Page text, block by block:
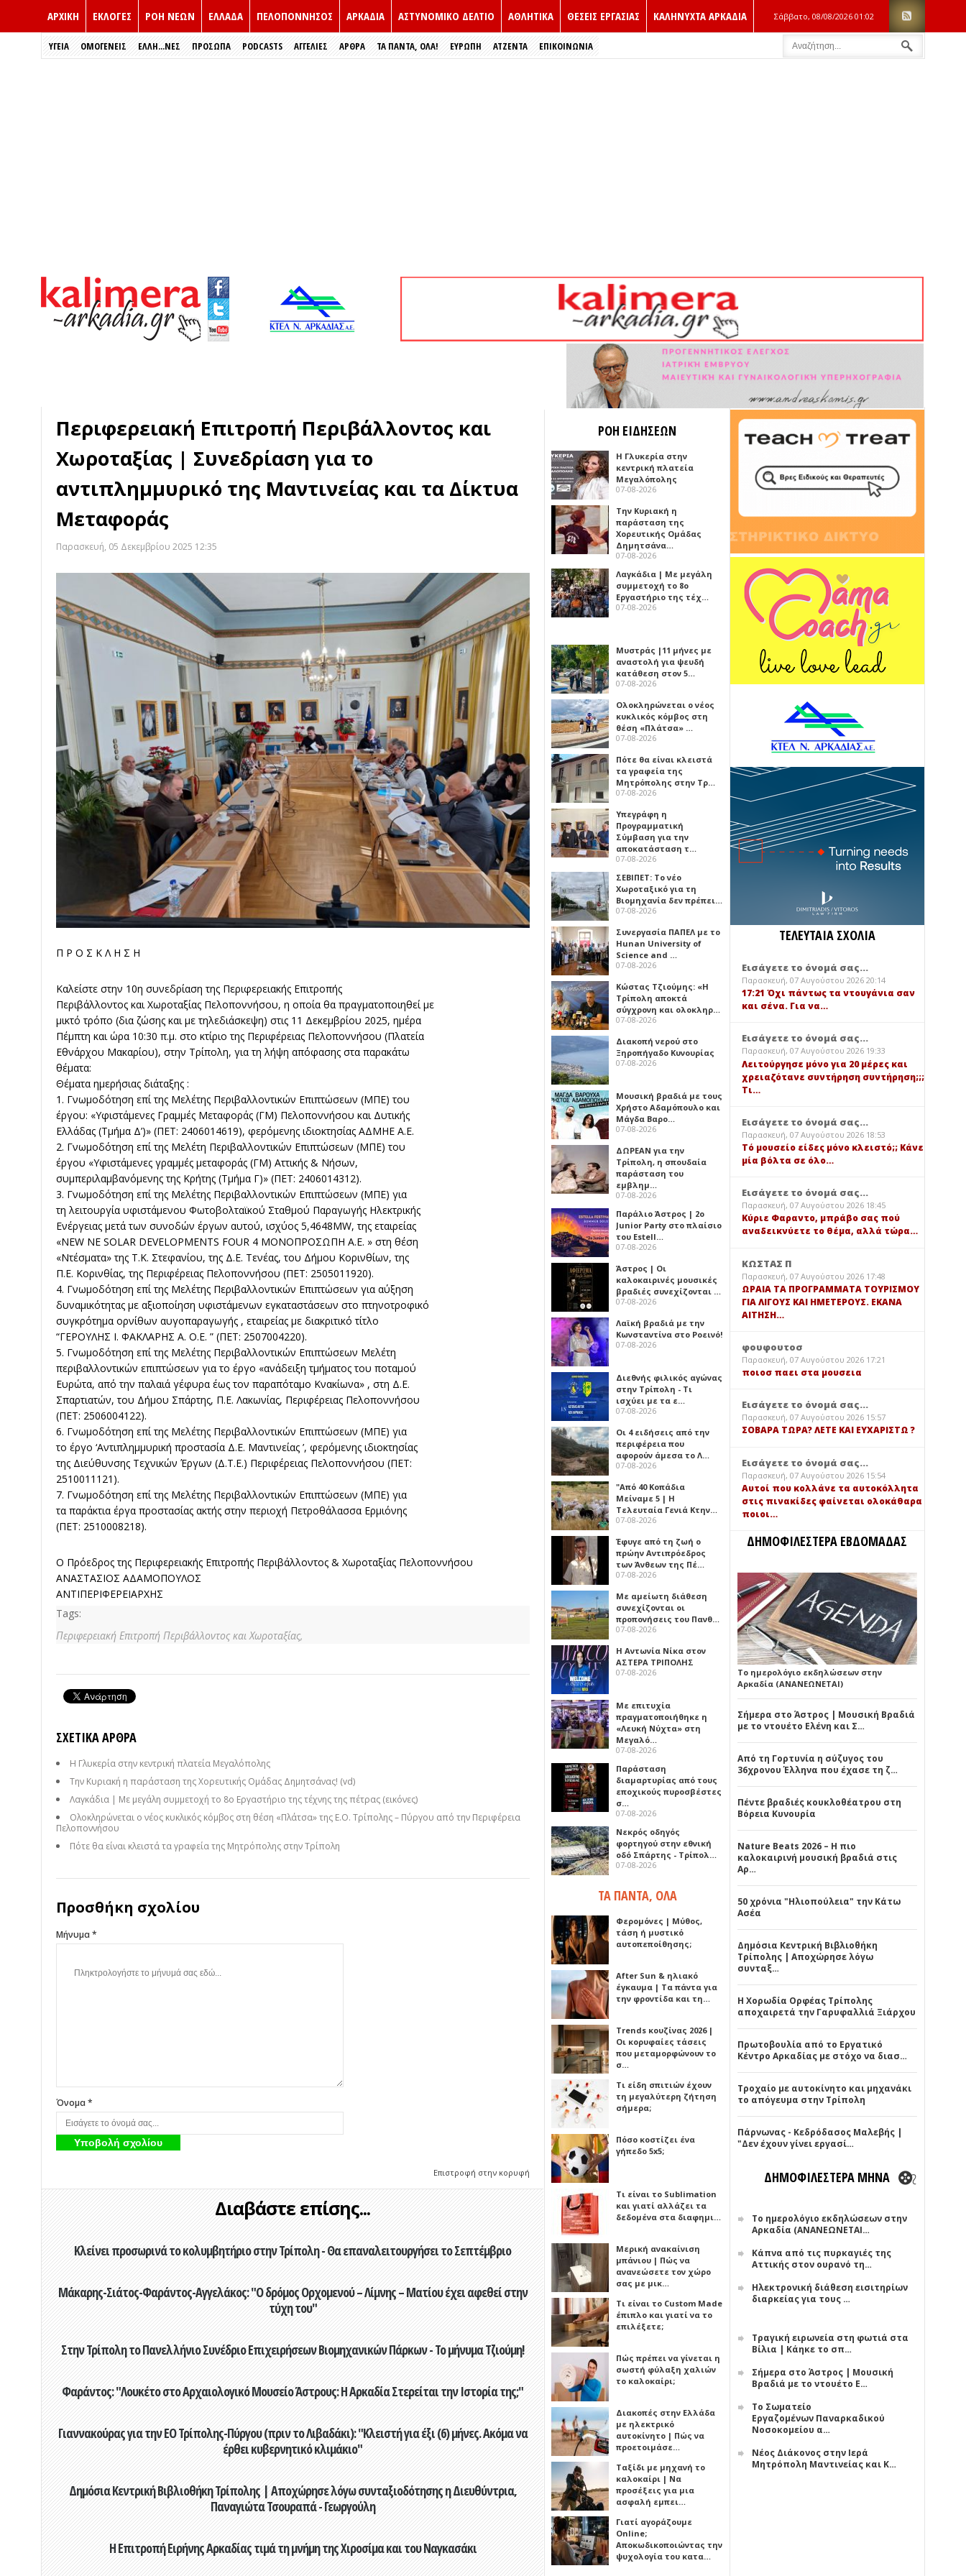
ΑΡΧΙΚΗ ΕΚΛΟΓΈΣ ΡΟΗ ΝΕΩΝ ΕΛΛΑΔΑ ΠΕΛΟΠΟΝΝΗΣΟΣ ΑΡΚΑΔΙΑ ΑΣΤΥΝΟΜΙΚΟ ΔΕΛΤΙΟ ΑΘΛΗΤΙΚΑ ΘΕΣΕΙΣ ΕΡΓΑΣΙΑΣ ΚΑΛΗΝΥΧΤΑ ΑΡΚΑΔΙΑ Σάββατο, 08/08/2026 01:02
ΥΓΕΙΑ ΟΜΟΓΕΝΕΙΣ ΈΛΛΗ...ΝΕΣ ΠΡΌΣΩΠΑ PODCASTS ΑΓΓΕΛΙΕΣ ΑΡΘΡΑ ΤΑ ΠΑΝΤΑ, ΟΛΑ! ΕΥΡΏΠΗ ΑΤΖΕΝΤΑ ΕΠΙΚΟΙΝΩΝΙΑ
Περιφερειακή Επιτροπή Περιβάλλοντος και
Χωροταξίας | Συνεδρίαση για το
αντιπλημμυρικό της Μαντινείας και τα Δίκτυα
Μεταφοράς
Παρασκευή, 05 Δεκεμβρίου 2025 12:35
Π Ρ Ο Σ Κ Λ Η Σ Η
Καλείστε στην 10η συνεδρίαση της Περιφερειακής Επιτροπής
Περιβάλλοντος και Χωροταξίας Πελοποννήσου, η οποία θα πραγματοποιηθεί με
μικτό τρόπο (δια ζώσης και με τηλεδιάσκεψη) στις 11 Δεκεμβρίου 2025, ημέρα
Πέμπτη και ώρα 10:30 π.μ. στο κτίριο της Περιφέρειας Πελοποννήσου (Πλατεία
Εθνάρχου Μακαρίου), στην Τρίπολη, για τη λήψη απόφασης στα παρακάτω
θέματα:
Θέματα ημερήσιας διάταξης :
1. Γνωμοδότηση επί της Μελέτης Περιβαλλοντικών Επιπτώσεων (ΜΠΕ) του
έργου: «Υφιστάμενες Γραμμές Μεταφοράς (ΓΜ) Πελοποννήσου και Δυτικής
Ελλάδας (Τμήμα Δ’)» (ΠΕΤ: 2406014619), φερόμενης ιδιοκτησίας ΑΔΜΗΕ Α.Ε.
2. Γνωμοδότηση επί της Μελέτη Περιβαλλοντικών Επιπτώσεων (ΜΠΕ) του
έργου «Υφιστάμενες γραμμές μεταφοράς (ΓΜ) Αττικής & Νήσων,
συμπεριλαμβανόμενης της Κρήτης (Τμήμα Γ)» (ΠΕΤ: 2406014312).
3. Γνωμοδότηση επί της Μελέτης Περιβαλλοντικών Επιπτώσεων (ΜΠΕ) για
τη λειτουργία υφιστάμενου Φωτοβολταϊκού Σταθμού Παραγωγής Ηλεκτρικής
Ενέργειας μετά των συνοδών έργων αυτού, ισχύος 5,4648MW, της εταιρείας
«ΝΕW NE SOLAR DEVELOPMENTS FOUR 4 ΜΟΝΟΠΡΟΣΩΠΗ Α.Ε. » στη θέση
«Ντέσματα» της Τ.Κ. Στεφανίου, της Δ.Ε. Τενέας, του Δήμου Κορινθίων, της
Π.Ε. Κορινθίας, της Περιφέρειας Πελοποννήσου (ΠΕΤ: 2505011920).
4. Γνωμοδότηση επί της Μελέτης Περιβαλλοντικών Επιπτώσεων για αύξηση
δυναμικότητας με αξιοποίηση υφιστάμενων εγκαταστάσεων στο πτηνοτροφικό
συγκρότημα ορνίθων αυγοπαραγωγής , εταιρείας με διακριτικό τίτλο
“ΓΕΡΟΥΛΗΣ Ι. ΦΑΚΛΑΡΗΣ Α. Ο.Ε. ” (ΠΕΤ: 2507004220).
5. Γνωμοδότηση επί της Μελέτης Περιβαλλοντικών Επιπτώσεων Μελέτη
περιβαλλοντικών επιπτώσεων για το έργο «ανάδειξη τμήματος του ποταμού
Ευρώτα, από την παλαιά γέφυρα έως τον παραπόταμο Κνακίωνα» , στη Δ.Ε.
Σπαρτιατών, του Δήμου Σπάρτης, Π.Ε. Λακωνίας, Περιφέρειας Πελοποννήσου
(ΠΕΤ: 2506004122).
6. Γνωμοδότηση επί της Μελέτης Περιβαλλοντικών Επιπτώσεων (ΜΠΕ) για
το έργο ‘Αντιπλημμυρική προστασία Δ.Ε. Μαντινείας ’, φερόμενης ιδιοκτησίας
της Διεύθυνσης Τεχνικών Έργων (Δ.Τ.Ε.) Περιφέρειας Πελοποννήσου (ΠΕΤ:
2510011121).
7. Γνωμοδότηση επί της Μελέτης Περιβαλλοντικών Επιπτώσεων (ΜΠΕ) για
τα παράκτια έργα προστασίας ακτής στην περιοχή Πετροθάλασσα Ερμιόνης
(ΠΕΤ: 2510008218).
Ο Πρόεδρος της Περιφερειακής Επιτροπής Περιβάλλοντος & Χωροταξίας Πελοποννήσου
ΑΝΑΣΤΑΣΙΟΣ ΑΔΑΜΟΠΟΥΛΟΣ
ΑΝΤΙΠΕΡΙΦΕΡΕΙΑΡΧΗΣ
Tags:
Περιφερειακή Επιτροπή Περιβάλλοντος και Χωροταξίας,
ΣΧΕΤΙΚΆ ΆΡΘΡΑ
Η Γλυκερία στην κεντρική πλατεία Μεγαλόπολης
Την Κυριακή η παράσταση της Χορευτικής Ομάδας Δημητσάνας! (vd)
Λαγκάδια | Με μεγάλη συμμετοχή το 8ο Εργαστήριο της τέχνης της πέτρας (εικόνες)
Ολοκληρώνεται ο νέος κυκλικός κόμβος στη θέση «Πλάτσα» της Ε.Ο. Τρίπολης – Πύργου από την Περιφέρεια
Πελοποννήσου
Πότε θα είναι κλειστά τα γραφεία της Μητρόπολης στην Τρίπολη
Προσθήκη σχολίου
Μήνυμα *
Όνομα *
Επιστροφή στην κορυφή
Διαβάστε επίσης...
Κλείνει προσωρινά το κολυμβητήριο στην Τρίπολη - Θα επαναλειτουργήσει το Σεπτέμβριο
Μάκαρης-Σιάτος-Φαράντος-Αγγελάκος: "Ο δρόμος Ορχομενού – Λίμνης – Ματίου έχει αφεθεί στην
τύχη του"
Στην Τρίπολη το Πανελλήνιο Συνέδριο Επιχειρήσεων Βιομηχανικών Πάρκων - Το μήνυμα Τζιούμη!
Φαράντος: "Λουκέτο στο Αρχαιολογικό Μουσείο Άστρους: Η Αρκαδία Στερείται την Ιστορία της;"
Γιαννακούρας για την EO Τρίπολης-Πύργου (πριν το Λιβαδάκι): "Κλειστή για έξι (6) μήνες. Ακόμα να
έρθει κυβερνητικό κλιμάκιο"
Δημόσια Κεντρική Βιβλιοθήκη Τρίπολης | Αποχώρησε λόγω συνταξιοδότησης η Διευθύντρια,
Παναγιώτα Τσουραπά - Γεωργούλη
Η Επιτροπή Ειρήνης Αρκαδίας τιμά τη μνήμη της Χιροσίμα και του Ναγκασάκι
ΡΟΗ ΕΙΔΗΣΕΩΝ
Η Γλυκερία στην
κεντρική πλατεία
Μεγαλόπολης
07-08-2026
Την Κυριακή η
παράσταση της
Χορευτικής Ομάδας
Δημητσάνα…
07-08-2026
Λαγκάδια | Με μεγάλη
συμμετοχή το 8ο
Εργαστήριο της τέχ…
07-08-2026
Μυστράς |11 μήνες με
αναστολή για ψευδή
κατάθεση στον 5…
07-08-2026
Ολοκληρώνεται ο νέος
κυκλικός κόμβος στη
θέση «Πλάτσα» …
07-08-2026
Πότε θα είναι κλειστά
τα γραφεία της
Μητρόπολης στην Τρ…
07-08-2026
Υπεγράφη η
Προγραμματική
Σύμβαση για την
αποκατάσταση τ…
07-08-2026
ΣΕΒΙΠΕΤ: Το νέο
Χωροταξικό για τη
Βιομηχανία δεν πρέπει…
07-08-2026
Συνεργασία ΠΑΠΕΛ με το
Hunan University of
Science and …
07-08-2026
Κώστας Τζιούμης: «Η
Τρίπολη αποκτά
σύγχρονη και ολοκληρ…
07-08-2026
Διακοπή νερού στο
Ξηροπήγαδο Κυνουρίας
07-08-2026
Μουσική βραδιά με τους
Χρήστο Αδαμόπουλο και
Μάγδα Βαρο…
07-08-2026
ΔΩΡΕΑΝ για την
Τρίπολη, η σπουδαία
παράσταση του
εμβλημ…
07-08-2026
Παράλιο Άστρος | 2ο
Junior Party στο πλαίσιο
του Estell…
07-08-2026
Άστρος | Οι
καλοκαιρινές μουσικές
βραδιές συνεχίζονται …
07-08-2026
Λαϊκή βραδιά με την
Κωνσταντίνα στο Ροεινό!
07-08-2026
Διεθνής φιλικός αγώνας
στην Τρίπολη - Τι
ισχύει με τα ε…
07-08-2026
Οι 4 ειδήσεις από την
περιφέρεια που
αφορούν άμεσα το Λ…
07-08-2026
"Από 40 Κοπάδια
Μείναμε 5 | Η
Τελευταία Γενιά Κτην…
07-08-2026
Έφυγε από τη ζωή ο
πρώην Αντιπρόεδρος
των Άνθεων της Πέ…
07-08-2026
Με αμείωτη διάθεση
συνεχίζονται οι
προπονήσεις του Πανθ…
07-08-2026
Η Αντωνία Νίκα στον
ΑΣΤΕΡΑ ΤΡΙΠΟΛΗΣ
07-08-2026
Με επιτυχία
πραγματοποιήθηκε η
«Λευκή Νύχτα» στη
Μεγαλό…
07-08-2026
Παράσταση
διαμαρτυρίας από τους
εποχικούς πυροσβέστες
σ…
07-08-2026
Νεκρός οδηγός
φορτηγού στην εθνική
οδό Σπάρτης - Τρίπολ…
07-08-2026
ΤΑ ΠΑΝΤΑ, ΟΛΑ
Φερομόνες | Μύθος,
τάση ή μυστικό
αυτοπεποίθησης;
After Sun & ηλιακό
έγκαυμα | Τα πάντα για
την φροντίδα και τη…
Trends κουζίνας 2026 |
Οι κορυφαίες τάσεις
που μεταμορφώνουν το
σ…
Τι είδη σπιτιών έχουν
τη μεγαλύτερη ζήτηση
σήμερα;
Πόσο κοστίζει ένα
γήπεδο 5x5;
Τι είναι το Sublimation
και γιατί αλλάζει τα
δεδομένα στα διαφημι…
Μερική ανακαίνιση
μπάνιου | Πώς να
ανανεώσετε τον χώρο
σας με μικ…
Τι είναι το Custom Made
έπιπλο και γιατί να το
επιλέξετε;
Πώς πρέπει να γίνεται η
σωστή φύλαξη χαλιών
το καλοκαίρι;
Διακοπές στην Ελλάδα
με ηλεκτρικό
αυτοκίνητο | Πώς να
προετοιμάσε…
Ταξίδι με μηχανή το
καλοκαίρι | Να
προσέξεις για μια
ασφαλή εμπει…
Γιατί αγοράζουμε
Online;
Αποκωδικοποιώντας την
ψυχολογία του κατα…
ΤΕΛΕΥΤΑΙΑ ΣΧΟΛΙΑ
Εισάγετε το όνομά σας...
Παρασκευή, 07 Αυγούστου 2026 20:14
17:21 Όχι πάντως τα ντουγάνια σαν
και σένα. Για να…
Εισάγετε το όνομά σας...
Παρασκευή, 07 Αυγούστου 2026 19:33
Λειτούργησε μόνο για 20 μέρες και
χρειαζότανε συντήρηση συντήρηση;;;
Τι…
Εισάγετε το όνομά σας...
Παρασκευή, 07 Αυγούστου 2026 18:53
Τό μουσείο είδες μόνο κλειστό;; Κάνε
μία βόλτα σε όλο…
Εισάγετε το όνομά σας...
Παρασκευή, 07 Αυγούστου 2026 18:45
Κύριε Φαραντο, μπράβο σας πού
αναδεικνύετε το θέμα, αλλά τώρα…
ΚΩΣΤΑΣ Π
Παρασκευή, 07 Αυγούστου 2026 17:48
ΩΡΑΙΑ ΤΑ ΠΡΟΓΡΑΜΜΑΤΑ ΤΟΥΡΙΣΜΟΥ
ΓΙΑ ΛΙΓΟΥΣ ΚΑΙ ΗΜΕΤΕΡΟΥΣ. ΕΚΑΝΑ
ΑΙΤΗΣΗ…
φουφουτοσ
Παρασκευή, 07 Αυγούστου 2026 17:21
ποιοσ παει στα μουσεια
Εισάγετε το όνομά σας...
Παρασκευή, 07 Αυγούστου 2026 15:57
ΣΟΒΑΡΑ ΤΩΡΑ? ΛΕΤΕ ΚΑΙ ΕΥΧΑΡΙΣΤΩ ?
Εισάγετε το όνομά σας...
Παρασκευή, 07 Αυγούστου 2026 15:54
Αυτοί που κολλάνε τα αυτοκόλλητα
στις πινακίδες φαίνεται ολοκάθαρα
ποιοι…
ΔΗΜΟΦΙΛΕΣΤΕΡΑ ΕΒΔΟΜΑΔΑΣ
Το ημερολόγιο εκδηλώσεων στην
Αρκαδία (ΑΝΑΝΕΩΝΕΤΑΙ)
Σήμερα στο Άστρος | Μουσική Βραδιά
με το ντουέτο Ελένη και Σ…
Από τη Γορτυνία η σύζυγος του
36χρονου Έλληνα που έχασε τη ζ…
Πέντε βραδιές κουκλοθέατρου στη
Βόρεια Κυνουρία
Nature Beats 2026 – Η πιο
καλοκαιρινή μουσική βραδιά στις
Αρ…
50 χρόνια "Ηλιοπούλεια" την Κάτω
Ασέα
Δημόσια Κεντρική Βιβλιοθήκη
Τρίπολης | Αποχώρησε λόγω
συνταξ…
Η Χορωδία Ορφέας Τρίπολης
αποχαιρετά την Γαρυφαλλιά Ξιάρχου
Πρωτοβουλία από το Εργατικό
Κέντρο Αρκαδίας με στόχο να διασ…
Τροχαίο με αυτοκίνητο και μηχανάκι
το απόγευμα στην Τρίπολη
Πάρνωνας - Κεδρόδασος Μαλεβής |
"Δεν έχουν γίνει εργασί…
ΔΗΜΟΦΙΛΕΣΤΕΡΑ ΜΗΝΑ
Το ημερολόγιο εκδηλώσεων στην
Αρκαδία (ΑΝΑΝΕΩΝΕΤΑΙ…
Κάπνα από τις πυρκαγιές της
Αττικής στον ουρανό τη…
Ηλεκτρονική διάθεση εισιτηρίων
διαρκείας για τους …
Τραγική ειρωνεία στη φωτιά στα
Βίλια | Κάηκε το σπ…
Σήμερα στο Άστρος | Μουσική
Βραδιά με το ντουέτο Ε…
Το Σωματείο
Εργαζομένων Παναρκαδικού
Νοσοκομείου α…
Νέος Διάκονος στην Ιερά
Μητρόπολη Μαντινείας και Κ…